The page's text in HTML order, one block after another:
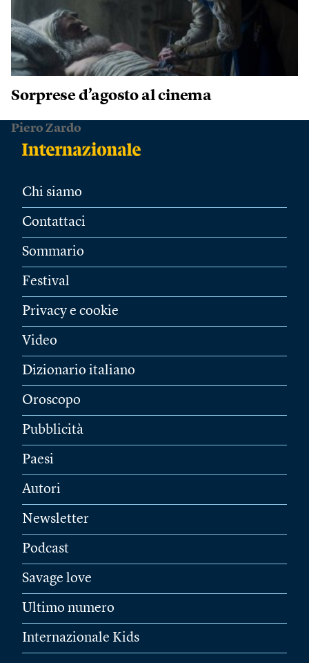
Sorprese d’agosto al cinema
Piero Zardo
Chi siamo
Contattaci
Sommario
Festival
Privacy e cookie
Video
Dizionario italiano
Oroscopo
Pubblicità
Paesi
Autori
Newsletter
Podcast
Savage love
Ultimo numero
Internazionale Kids